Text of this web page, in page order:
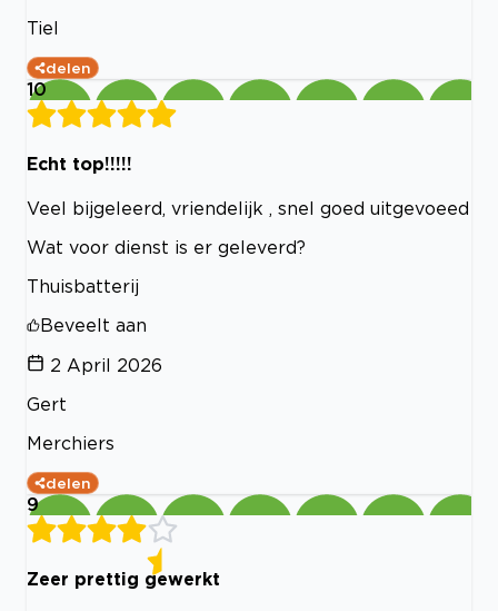
Tiel
delen
10
Echt top!!!!!
Veel bijgeleerd, vriendelijk , snel goed uitgevoeed
Wat voor dienst is er geleverd?
Thuisbatterij
Beveelt aan
2 April 2026
Gert
Merchiers
delen
9
Zeer prettig gewerkt